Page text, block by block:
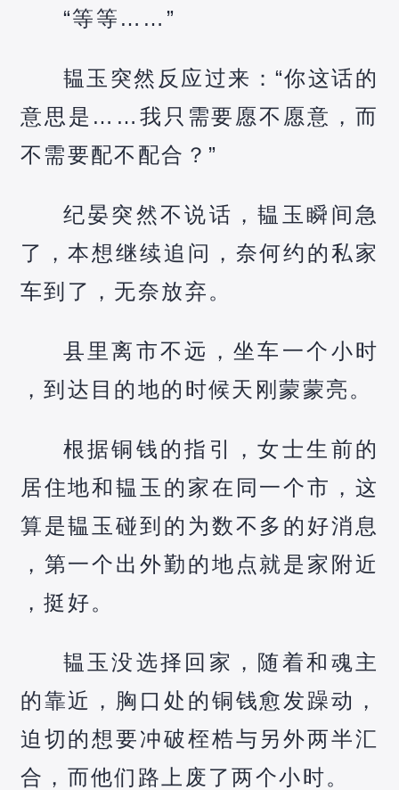
“等等……”
韫玉突然反应过来：“你这话的
意思是……我只需要愿不愿意，而
不需要配不配合？”
纪晏突然不说话，韫玉瞬间急
了，本想继续追问，奈何约的私家
车到了，无奈放弃。
县里离市不远，坐车一个小时
，到达目的地的时候天刚蒙蒙亮。
根据铜钱的指引，女士生前的
居住地和韫玉的家在同一个市，这
算是韫玉碰到的为数不多的好消息
，第一个出外勤的地点就是家附近
，挺好。
韫玉没选择回家，随着和魂主
的靠近，胸口处的铜钱愈发躁动，
迫切的想要冲破桎梏与另外两半汇
合，而他们路上废了两个小时。